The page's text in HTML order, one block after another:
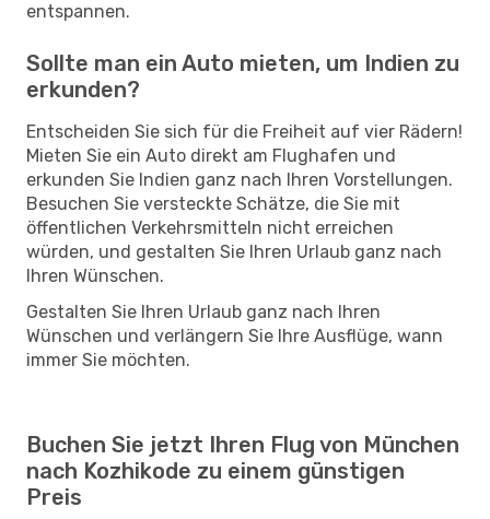
entspannen.
Sollte man ein Auto mieten, um Indien zu
erkunden?
Entscheiden Sie sich für die Freiheit auf vier Rädern!
Mieten Sie ein Auto direkt am Flughafen und
erkunden Sie Indien ganz nach Ihren Vorstellungen.
Besuchen Sie versteckte Schätze, die Sie mit
öffentlichen Verkehrsmitteln nicht erreichen
würden, und gestalten Sie Ihren Urlaub ganz nach
Ihren Wünschen.
Gestalten Sie Ihren Urlaub ganz nach Ihren
Wünschen und verlängern Sie Ihre Ausflüge, wann
immer Sie möchten.
Buchen Sie jetzt Ihren Flug von München
nach Kozhikode zu einem günstigen
Preis